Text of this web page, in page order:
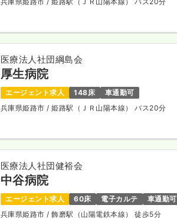
医療法人社団綱島会
厚生病院
エージェント求人 148床
車通勤可
兵庫県姫路市/ 姫路駅（ＪＲ山陽本線） バス20分
医療法人社団健裕会
中谷病院
エージェント求人 60床 電子カルテ
車通勤可
兵庫県姫路市/ 飾磨駅（山陽電鉄本線） 徒歩5分